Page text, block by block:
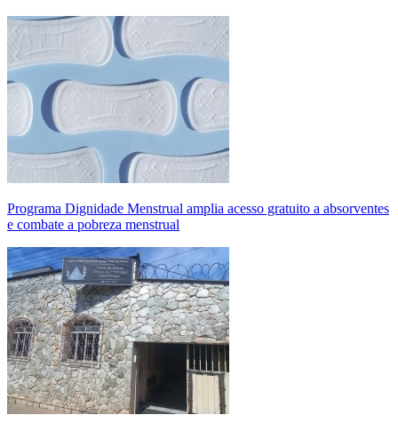
Programa Dignidade Menstrual amplia acesso gratuito a absorventes
e combate a pobreza menstrual